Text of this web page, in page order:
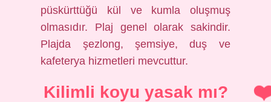
püskürttüğü kül ve kumla oluşmuş
olmasıdır. Plaj genel olarak sakindir.
Plajda şezlong, şemsiye, duş ve
kafeterya hizmetleri mevcuttur.
Kilimli koyu yasak mı?